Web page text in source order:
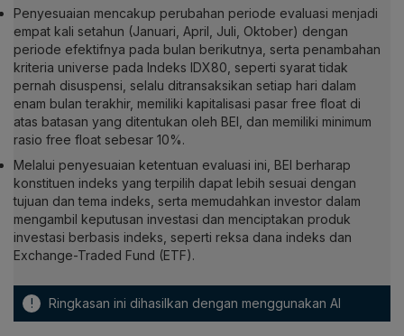
Penyesuaian mencakup perubahan periode evaluasi menjadi
empat kali setahun (Januari, April, Juli, Oktober) dengan
periode efektifnya pada bulan berikutnya, serta penambahan
kriteria universe pada Indeks IDX80, seperti syarat tidak
pernah disuspensi, selalu ditransaksikan setiap hari dalam
enam bulan terakhir, memiliki kapitalisasi pasar free float di
atas batasan yang ditentukan oleh BEI, dan memiliki minimum
rasio free float sebesar 10%.
Melalui penyesuaian ketentuan evaluasi ini, BEI berharap
konstituen indeks yang terpilih dapat lebih sesuai dengan
tujuan dan tema indeks, serta memudahkan investor dalam
mengambil keputusan investasi dan menciptakan produk
investasi berbasis indeks, seperti reksa dana indeks dan
Exchange-Traded Fund (ETF).
! Ringkasan ini dihasilkan dengan menggunakan AI